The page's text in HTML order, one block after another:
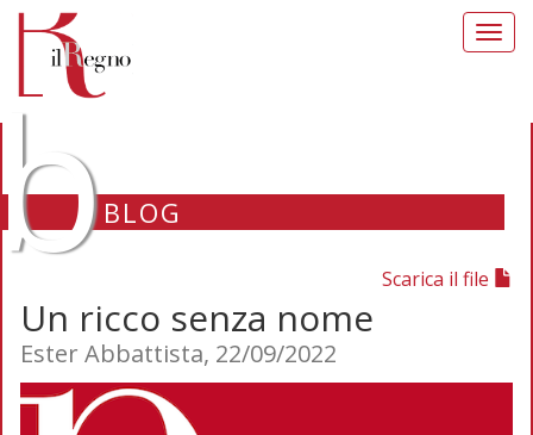
BLOG
Scarica il file
Un ricco senza nome
Ester Abbattista, 22/09/2022